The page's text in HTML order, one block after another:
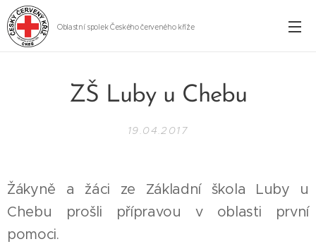
Oblastní spolek Českého červeného kříže
ZŠ Luby u Chebu
19.04.2017
Žákyně a žáci ze Základní škola Luby u
Chebu prošli přípravou v oblasti první
pomoci.